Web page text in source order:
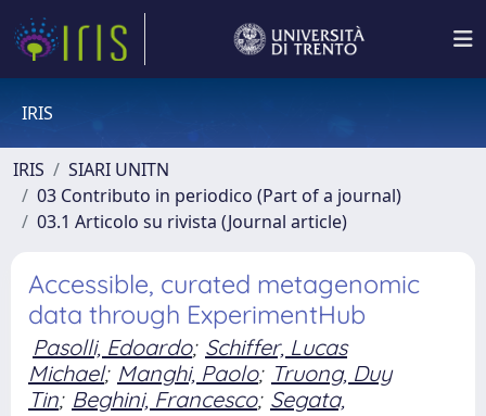
IRIS
IRIS
SIARI UNITN
03 Contributo in periodico (Part of a journal)
03.1 Articolo su rivista (Journal article)
Accessible, curated metagenomic
data through ExperimentHub
Pasolli, Edoardo; Schiffer, Lucas
Michael; Manghi, Paolo; Truong, Duy
Tin; Beghini, Francesco; Segata,